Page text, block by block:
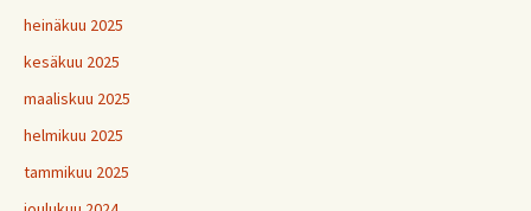
heinäkuu 2025
kesäkuu 2025
maaliskuu 2025
helmikuu 2025
tammikuu 2025